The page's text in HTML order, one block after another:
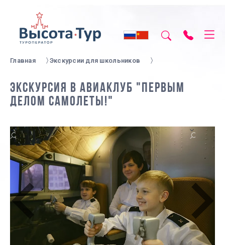
Главная Экскурсии для школьников
ЭКСКУРСИЯ В АВИАКЛУБ "ПЕРВЫМ
ДЕЛОМ САМОЛЕТЫ!"